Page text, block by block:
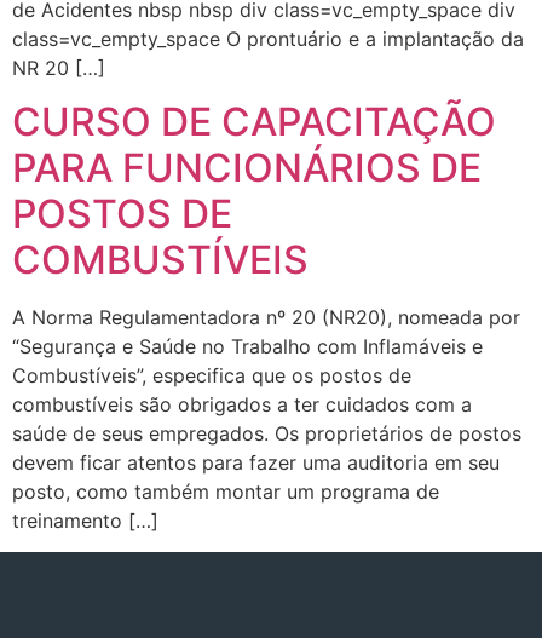
de Acidentes nbsp nbsp div class=vc_empty_space div
class=vc_empty_space O prontuário e a implantação da
NR 20 […]
CURSO DE CAPACITAÇÃO
PARA FUNCIONÁRIOS DE
POSTOS DE
COMBUSTÍVEIS
A Norma Regulamentadora nº 20 (NR20), nomeada por
“Segurança e Saúde no Trabalho com Inflamáveis e
Combustíveis”, especifica que os postos de
combustíveis são obrigados a ter cuidados com a
saúde de seus empregados. Os proprietários de postos
devem ficar atentos para fazer uma auditoria em seu
posto, como também montar um programa de
treinamento […]